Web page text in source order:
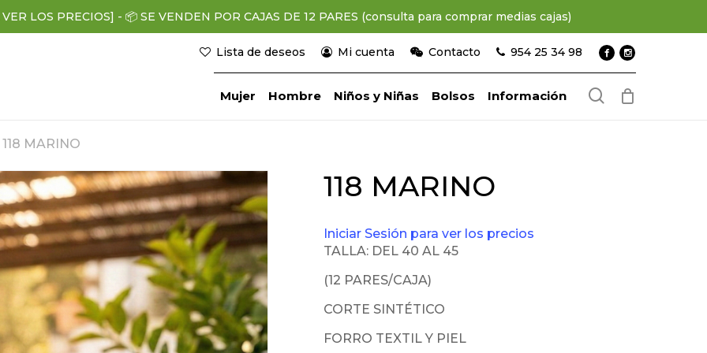
LOS PRECIOS] - 📦 SE VENDEN POR CAJAS DE 12 PARES (consulta para comprar medias cajas)
Lista de deseos Mi cuenta Contacto 954 25 34 98
Mujer Hombre Niños y Niñas Bolsos Información search
118 MARINO
118 MARINO
Iniciar Sesión para ver los precios
TALLA: DEL 40 AL 45
(12 PARES/CAJA)
CORTE SINTÉTICO
FORRO TEXTIL Y PIEL